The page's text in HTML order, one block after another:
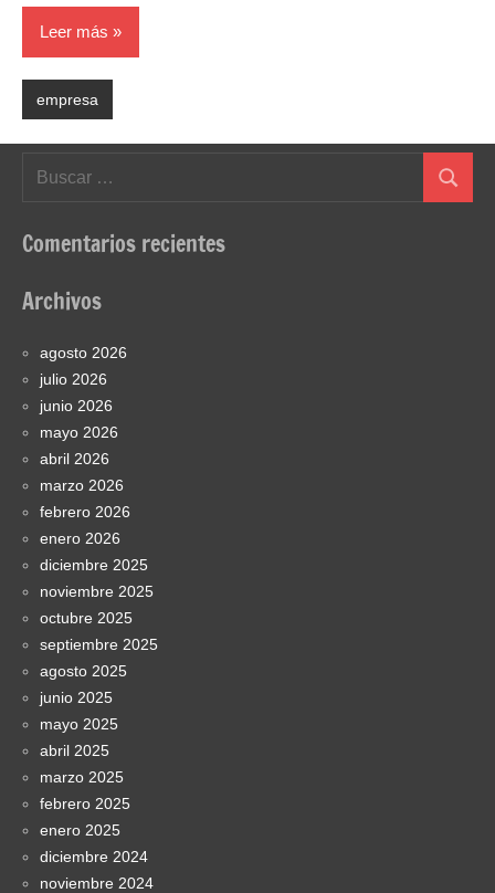
Leer más
empresa
Buscar
Comentarios recientes
Archivos
agosto 2026
julio 2026
junio 2026
mayo 2026
abril 2026
marzo 2026
febrero 2026
enero 2026
diciembre 2025
noviembre 2025
octubre 2025
septiembre 2025
agosto 2025
junio 2025
mayo 2025
abril 2025
marzo 2025
febrero 2025
enero 2025
diciembre 2024
noviembre 2024